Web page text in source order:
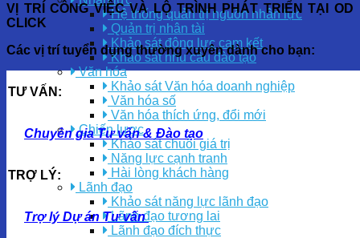
Hệ thống quản trị nguồn nhân lực
Quản trị nhân tài
Khảo sát động lực cam kết
Khảo sát nhu cầu đào tạo
Văn hóa
Khảo sát Văn hóa doanh nghiệp
Văn hóa số
Văn hóa thích ứng, đổi mới
Chiến lược
Khảo sát chuỗi giá trị
Năng lực cạnh tranh
Hài lòng khách hàng
Lãnh đạo
Khảo sát năng lực lãnh đạo
Lãnh đạo tương lai
Lãnh đạo đích thực
VỊ TRÍ CÔNG VIỆC VÀ LỘ TRÌNH PHÁT TRIỂN TẠI OD
CLICK
Các vị trí tuyển dụng thường xuyên dành cho bạn:
TƯ VẤN:
Chuyên gia Tư vấn & Đào tạo
TRỢ LÝ:
Trợ lý Dự án Tư vấn